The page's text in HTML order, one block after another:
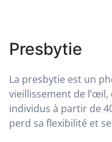
Presbytie
La presbytie est un
vieillissement de
individus à partir de
perd sa flexibilité et